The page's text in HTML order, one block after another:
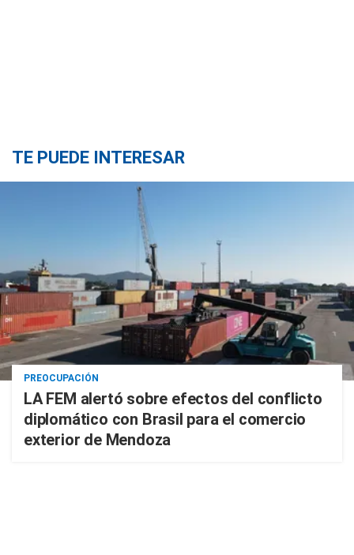
TE PUEDE INTERESAR
PREOCUPACIÓN
LA FEM alertó sobre efectos del conflicto
diplomático con Brasil para el comercio
exterior de Mendoza